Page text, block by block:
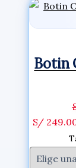
Botin
S/